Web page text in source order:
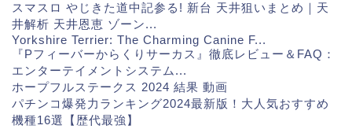
スマスロ やじきた道中記参る! 新台 天井狙いまとめ｜天
井解析 天井恩恵 ゾーン...
Yorkshire Terrier: The Charming Canine F...
『Pフィーバーからくりサーカス』徹底レビュー＆FAQ：
エンターテイメントシステム...
ホープフルステークス 2024 結果 動画
パチンコ爆発力ランキング2024最新版！大人気おすすめ
機種16選【歴代最強】